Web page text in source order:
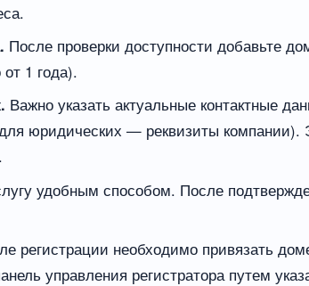
После проверки доступности добавьте
1 года).
Важно указать актуальные контактные
юридических — реквизиты
удобным способом. После
регистрации необходимо привязать
управления регистратора путем